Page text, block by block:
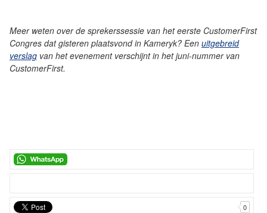
Meer weten over de sprekerssessie van het eerste CustomerFirst
Congres dat gisteren plaatsvond in Kameryk? Een uitgebreid
verslag van het evenement verschijnt in het juni-nummer van
CustomerFirst.
0